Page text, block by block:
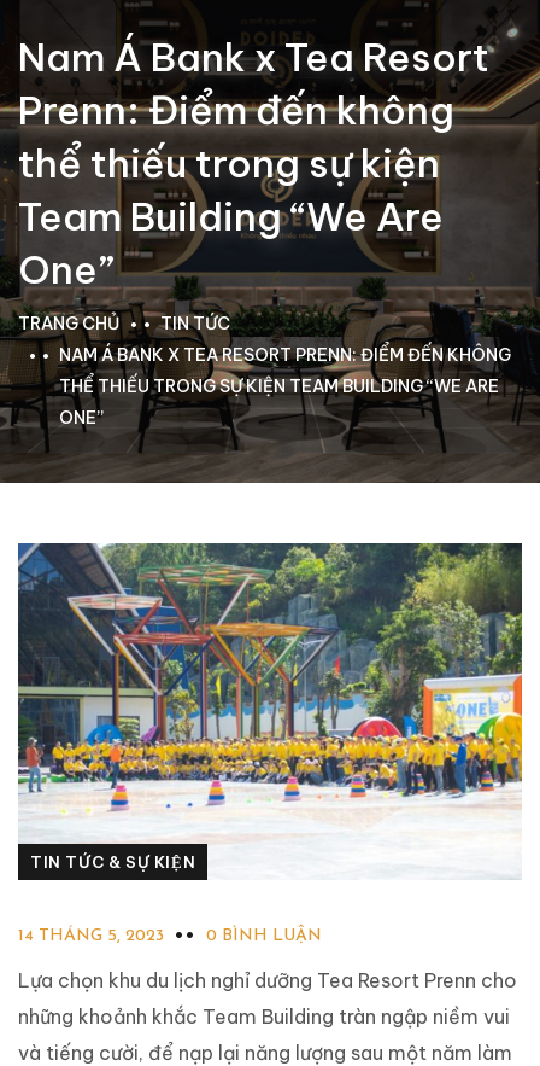
Nam Á Bank x Tea Resort
Prenn: Điểm đến không
thể thiếu trong sự kiện
Team Building “We Are
One”
TRANG CHỦ
TIN TỨC
NAM Á BANK X TEA RESORT PRENN: ĐIỂM ĐẾN KHÔNG
THỂ THIẾU TRONG SỰ KIỆN TEAM BUILDING “WE ARE
ONE”
TIN TỨC & SỰ KIỆN
14 THÁNG 5, 2023 0 BÌNH LUẬN
Lựa chọn khu du lịch nghỉ dưỡng Tea Resort Prenn cho
những khoảnh khắc Team Building tràn ngập niềm vui
và tiếng cười, để nạp lại năng lượng sau một năm làm